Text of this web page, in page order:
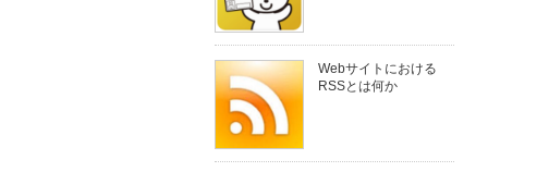
Webサイトにおける
RSSとは何か